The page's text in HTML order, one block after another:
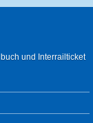
und Interrailticket